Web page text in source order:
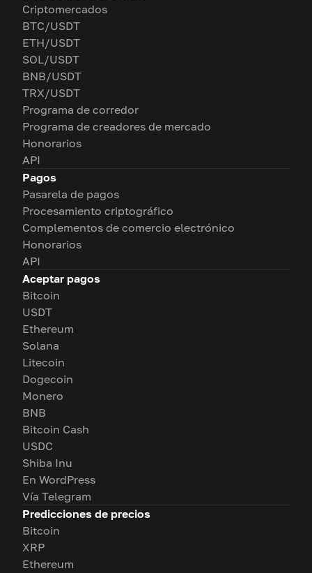
Criptomercados
BTC/USDT
ETH/USDT
SOL/USDT
BNB/USDT
TRX/USDT
Programa de corredor
Programa de creadores de mercado
Honorarios
API
Pagos
Pasarela de pagos
Procesamiento criptográfico
Complementos de comercio electrónico
Honorarios
API
Aceptar pagos
Bitcoin
USDT
Ethereum
Solana
Litecoin
Dogecoin
Monero
BNB
Bitcoin Cash
USDC
Shiba Inu
En WordPress
Vía Telegram
Predicciones de precios
Bitcoin
XRP
Ethereum